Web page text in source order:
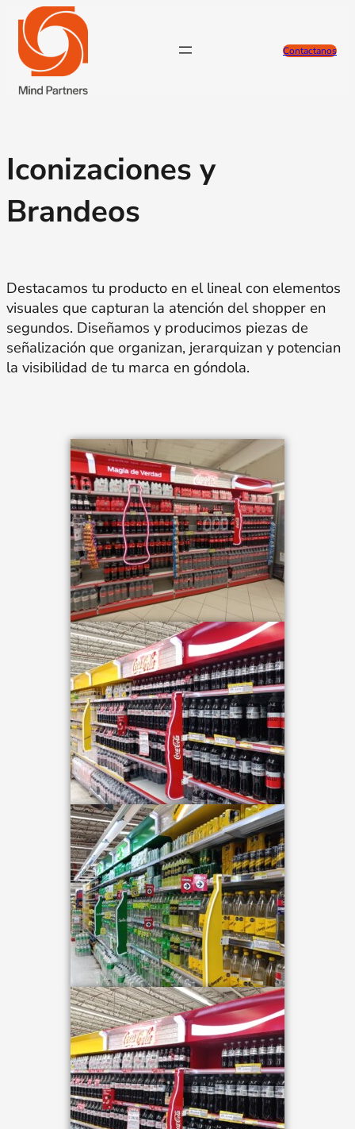
Contactanos
Iconizaciones y
Brandeos
Destacamos tu producto en el lineal con elementos
visuales que capturan la atención del shopper en
segundos. Diseñamos y producimos piezas de
señalización que organizan, jerarquizan y potencian
la visibilidad de tu marca en góndola.